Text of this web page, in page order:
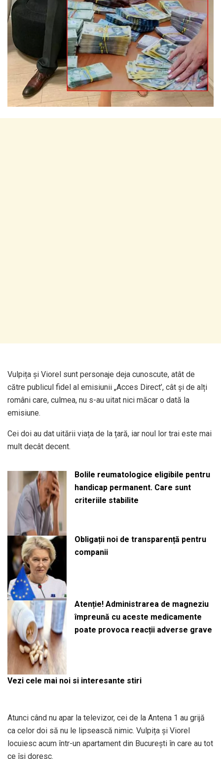
Vulpița și Viorel sunt personaje deja cunoscute, atât de
către publicul fidel al emisiunii „Acces Direct’, cât și de alți
români care, culmea, nu s-au uitat nici măcar o dată la
emisiune.
Cei doi au dat uitării viața de la țară, iar noul lor trai este mai
mult decât decent.
Bolile reumatologice eligibile pentru
handicap permanent. Care sunt
criteriile stabilite
Obligații noi de transparență pentru
companii
Atenție! Administrarea de magneziu
împreună cu aceste medicamente
poate provoca reacții adverse grave
Vezi cele mai noi si interesante stiri
Atunci când nu apar la televizor, cei de la Antena 1 au grijă
ca celor doi să nu le lipsească nimic. Vulpița și Viorel
locuiesc acum într-un apartament din București în care au tot
ce își doresc.